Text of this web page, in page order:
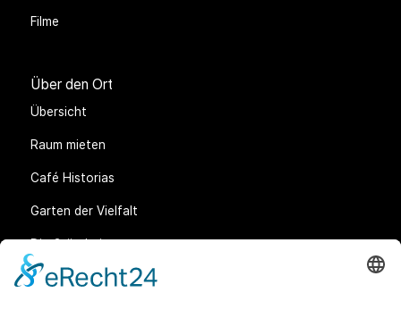
Filme
Über den Ort
Übersicht
Raum mieten
Café Historias
Garten der Vielfalt
Die Gründerin
Anfahrt